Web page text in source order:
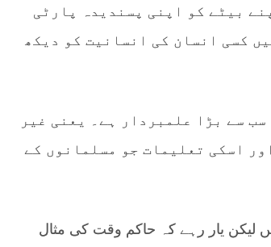
بیٹے کو اپنی پسندیدہ پارٹی
کسی انسان کی انسانیت کو دیکھ
سے بڑا علمبردار ہے۔ یعنی غیر
اسکی تعلیمات جو مسلمانوں کے
یار رہے کہ حاکم وقت کی مثال